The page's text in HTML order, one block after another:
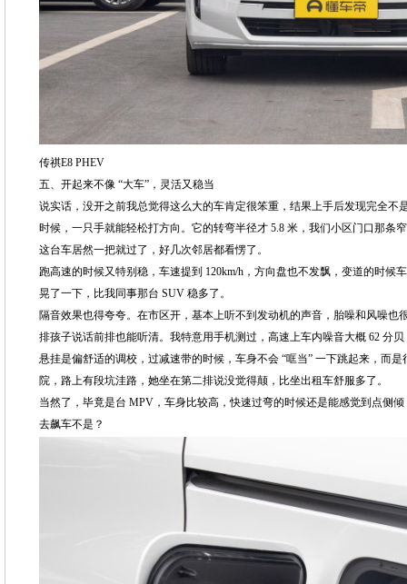
传祺E8 PHEV
五、开起来不像 “大车”，灵活又稳当
说实话，没开之前我总觉得这么大的车肯定很笨重，结果上手后发现完全不
时候，一只手就能轻松打方向。它的转弯半径才 5.8 米，我们小区门口那条
这台车居然一把就过了，好几次邻居都看愣了。
跑高速的时候又特别稳，车速提到 120km/h，方向盘也不发飘，变道的时候
晃了一下，比我同事那台 SUV 稳多了。
隔音效果也得夸夸。在市区开，基本上听不到发动机的声音，胎噪和风噪也
排孩子说话前排也能听清。我特意用手机测过，高速上车内噪音大概 62 分
悬挂是偏舒适的调校，过减速带的时候，车身不会 “哐当” 一下跳起来，而
院，路上有段坑洼路，她坐在第二排说没觉得颠，比坐出租车舒服多了。
当然了，毕竟是台 MPV，车身比较高，快速过弯的时候还是能感觉到点侧
去飙车不是？